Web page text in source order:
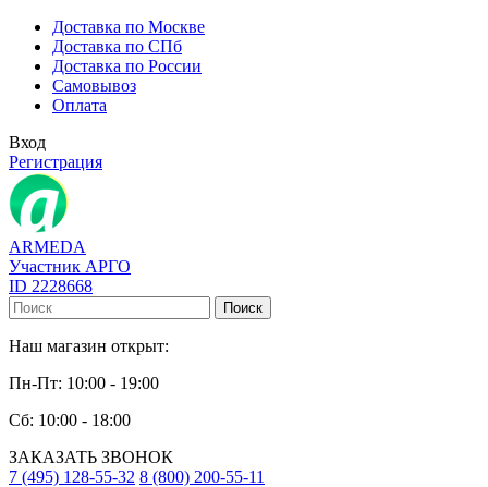
Доставка по Москве
Доставка по СПб
Доставка по России
Самовывоз
Оплата
Вход
Регистрация
ARMEDA
Участник АРГО
ID 2228668
Поиск
Наш магазин открыт:
Пн-Пт: 10:00 - 19:00
Сб: 10:00 - 18:00
ЗАКАЗАТЬ ЗВОНОК
7 (495) 128-55-32 8 (800) 200-55-11